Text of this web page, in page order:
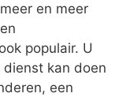
en meer
populair. U
kan doen
een